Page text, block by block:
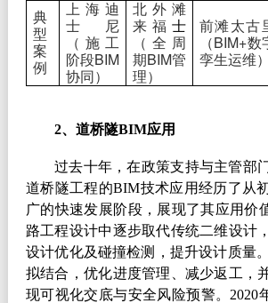
典
型
案
例
上海迪
士尼
（施工
阶段BIM
协同）
北外滩
来福 士
（全周
期BIM管
理）
前滩太古
（BIM+数
孪生运维）
2、道桥隧BIM应用
过去十年，在政策支持与主管部
道桥隧工程的BIM技术应用经历了从
广的快速发展阶段，展现了其应用价
路工程设计中逐步取代传统二维设计
设计优化及碰撞检测，提升设计质量
拟结合，优化进度管理、减少返工，
现可视化交底与安全风险预警。 2020